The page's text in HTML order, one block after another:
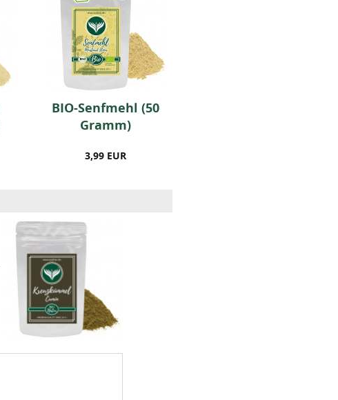
BIO-Senfmehl (50
Gramm)
3,99 EUR